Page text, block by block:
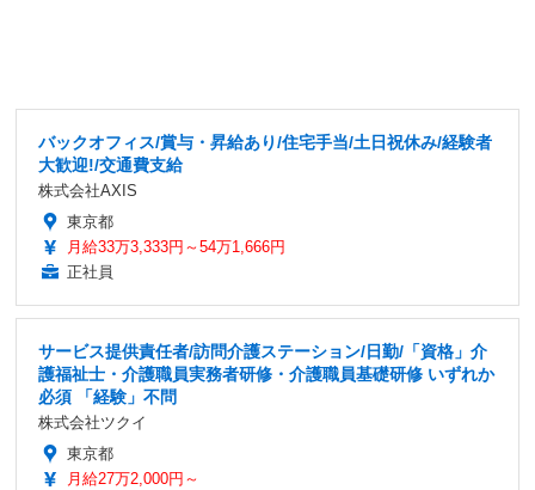
バックオフィス/賞与・昇給あり/住宅手当/土日祝休み/経験者
大歓迎!/交通費支給
株式会社AXIS
東京都
月給33万3,333円～54万1,666円
正社員
サービス提供責任者/訪問介護ステーション/日勤/「資格」介
護福祉士・介護職員実務者研修・介護職員基礎研修 いずれか
必須 「経験」不問
株式会社ツクイ
東京都
月給27万2,000円～